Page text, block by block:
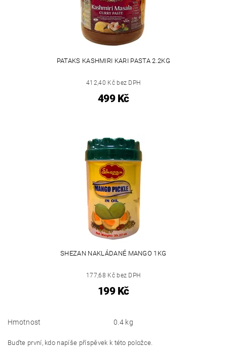
PATAKS KASHMIRI KARI PASTA 2.2KG
412,40 Kč bez DPH
499 Kč
SHEZAN NAKLÁDANÉ MANGO 1KG
177,68 Kč bez DPH
199 Kč
Hmotnost 0.4 kg
Buďte první, kdo napíše příspěvek k této položce.